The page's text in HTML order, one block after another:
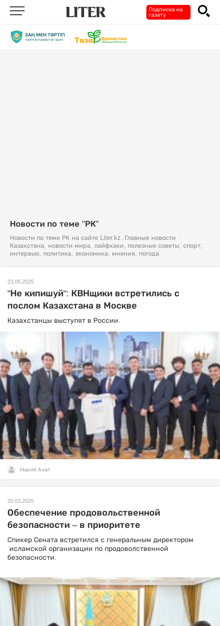
Подписка на
газету
Новости по теме "РК"
Новости по теме РК на сайте Liter.kz. Главные новости
Казахстана, новости мира, лайфхаки, полезные советы, спорт,
интервью, политика, экономика, мнения, погода.
23.05.2025
"Не кипишуй": КВНщики встретились с
послом Казахстана в Москве
Казахстанцы выступят в России.
Наиля Ахат
20.03.2025
Обеспечение продовольственной
безопасности – в приоритете
Спикер Сената встретился с генеральным директором
исламской организации по продоволственной
безопасности.